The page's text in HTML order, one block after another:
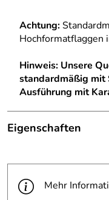
Achtung:
Hochformatflaggen
Hinweis: Unsere
standardmäßig mit
Ausführung mit
Eigenschaften
Hinweis
Produktbilder:
Mehr